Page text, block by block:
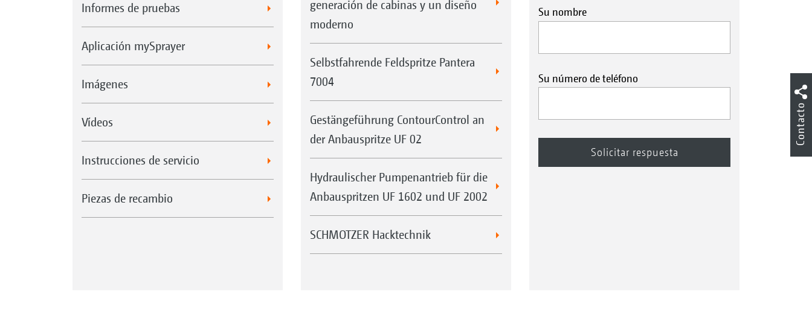
Informes de pruebas
Aplicación mySprayer
Imágenes
Vídeos
Instrucciones de servicio
Piezas de recambio
generación de cabinas y un diseño
moderno
Selbstfahrende Feldspritze Pantera
7004
Gestängeführung ContourControl an
der Anbauspritze UF 02
Hydraulischer Pumpenantrieb für die
Anbauspritzen UF 1602 und UF 2002
SCHMOTZER Hacktechnik
Su nombre
Su número de teléfono
Contacto